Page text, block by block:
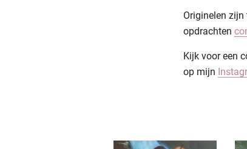
Originelen
opdrachten
Kijk voor een
op mijn